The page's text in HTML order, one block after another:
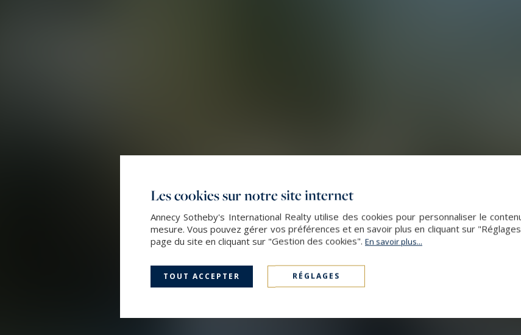
Les cookies sur notre site internet
Annecy Sotheby's International Realty utilise des cookies pour personnaliser le
mesure. Vous pouvez gérer vos préférences et en savoir plus en cliquant sur
page du site en cliquant sur "Gestion des cookies". En savoir plus...
TOUT ACCEPTER RÉGLAGES